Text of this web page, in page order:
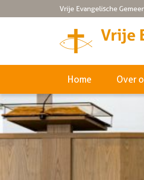
Vrije Evangelische
Home Over